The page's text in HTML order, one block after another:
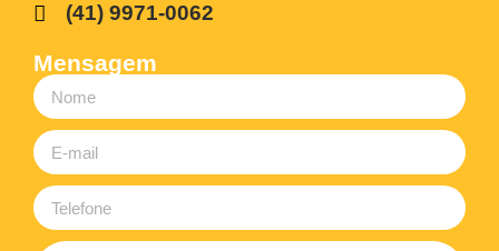
(41) 9971-0062
Mensagem